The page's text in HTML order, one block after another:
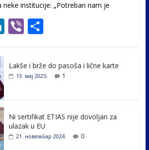
neke institucije: „Potreban nam je
Li
e
Vi
er
S
ar
e
Lakše i brže do pasoša i lične karte
13. мај 2025. 1
Ni sertifikat ETIAS nije dovoljan za
ulazak u EU
21. новембар 2024. 0